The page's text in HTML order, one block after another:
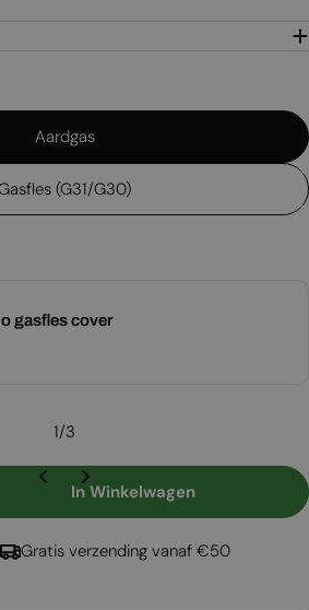
Aardgas
(G31/G30)
gasfles cover
1/3
Voor Galio Inzethaard 2000 -
Voor Galio
In Winkelwagen
Gratis verzending vanaf €50